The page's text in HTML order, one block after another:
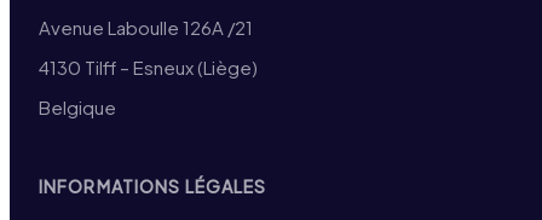
Avenue Laboulle 126A /21
4130 Tilff – Esneux (Liège)
Belgique
INFORMATIONS LÉGALES